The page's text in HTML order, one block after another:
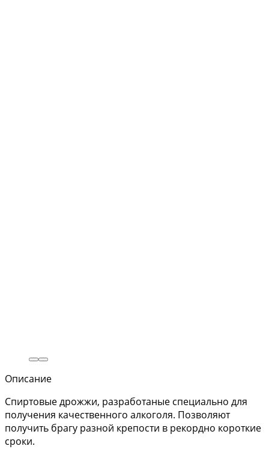
Описание
Спиртовые дрожжи, разработаные специально для
получения качественного алкоголя. Позволяют
получить брагу разной крепости в рекордно короткие
сроки.